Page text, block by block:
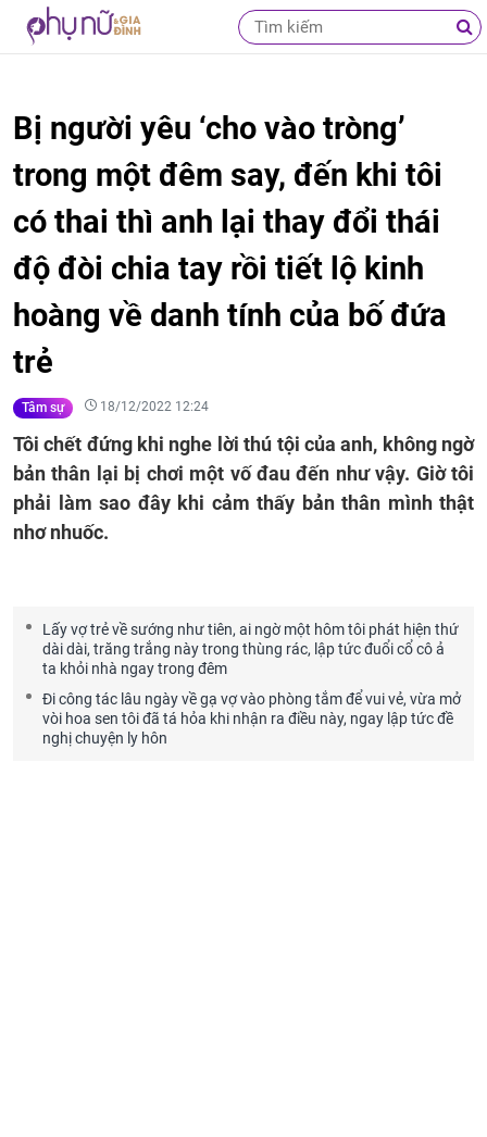
Bị người yêu ‘cho vào tròng’
trong một đêm say, đến khi tôi
có thai thì anh lại thay đổi thái
độ đòi chia tay rồi tiết lộ kinh
hoàng về danh tính của bố đứa
trẻ
Tâm sự 18/12/2022 12:24
Tôi chết đứng khi nghe lời thú tội của anh, không ngờ
bản thân lại bị chơi một vố đau đến như vậy. Giờ tôi
phải làm sao đây khi cảm thấy bản thân mình thật
nhơ nhuốc.
Lấy vợ trẻ về sướng như tiên, ai ngờ một hôm tôi phát hiện thứ
dài dài, trăng trắng này trong thùng rác, lập tức đuổi cổ cô ả
ta khỏi nhà ngay trong đêm
Đi công tác lâu ngày về gạ vợ vào phòng tắm để vui vẻ, vừa mở
vòi hoa sen tôi đã tá hỏa khi nhận ra điều này, ngay lập tức đề
nghị chuyện ly hôn